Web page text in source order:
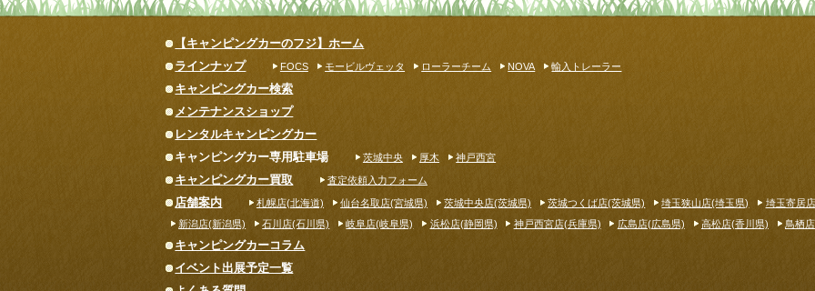
【キャンピングカーのフジ】ホーム
ラインナップ
FOCS モービルヴェッタ ローラーチーム NOVA 輸入トレーラー
キャンピングカー検索
メンテナンスショップ
レンタルキャンピングカー
キャンピングカー専用駐車場
茨城中央 厚木 神戸西宮
キャンピングカー買取 査定依頼入力フォーム
店舗案内 札幌店(北海道) 仙台名取店(宮城県) 茨城中央店(茨城県) 茨城つくば店(茨城県) 埼玉狭山店(埼玉県)
埼玉寄居
新潟店(新潟県)
石川店(石川県) 岐阜店(岐阜県) 浜松店(静岡県) 神戸西宮店(兵庫県) 広島店(広島県) 高松店(香川県) 鳥栖
キャンピングカーコラム
イベント出展予定一覧